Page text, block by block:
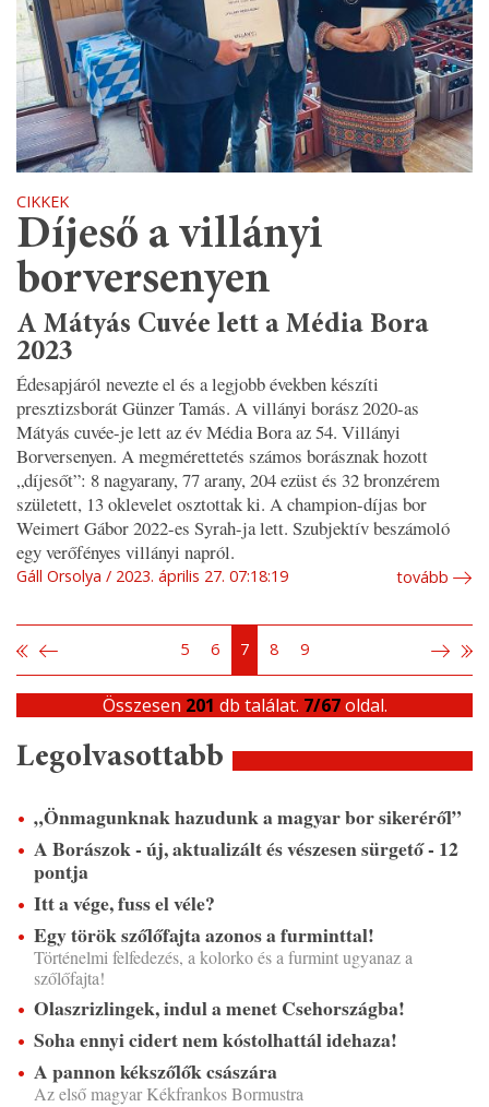
CIKKEK
Díjeső a villányi
borversenyen
A Mátyás Cuvée lett a Média Bora
2023
Édesapjáról nevezte el és a legjobb években készíti
presztizsborát Günzer Tamás. A villányi borász 2020-as
Mátyás cuvée-je lett az év Média Bora az 54. Villányi
Borversenyen. A megmérettetés számos borásznak hozott
„díjesőt”: 8 nagyarany, 77 arany, 204 ezüst és 32 bronzérem
született, 13 oklevelet osztottak ki. A champion-díjas bor
Weimert Gábor 2022-es Syrah-ja lett. Szubjektív beszámoló
egy verőfényes villányi napról.
Gáll Orsolya 2023. április 27. 07:18:19 tovább
5 6 7 8 9
Összesen 201 db találat. 7/67oldal.
Legolvasottabb
„Önmagunknak hazudunk a magyar bor sikeréről”
A Borászok - új, aktualizált és vészesen sürgető - 12
pontja
Itt a vége, fuss el véle?
Egy török szőlőfajta azonos a furminttal!
Történelmi felfedezés, a kolorko és a furmint ugyanaz a
szőlőfajta!
Olaszrizlingek, indul a menet Csehországba!
Soha ennyi cidert nem kóstolhattál idehaza!
A pannon kékszőlők császára
Az első magyar Kékfrankos Bormustra